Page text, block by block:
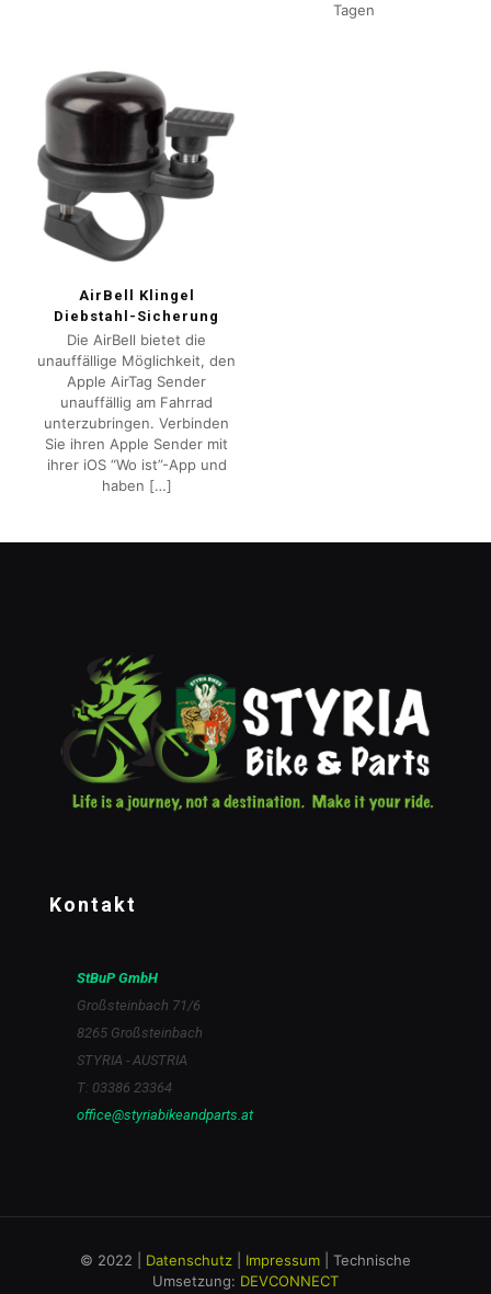
Tagen
AirBell Klingel
Diebstahl-Sicherung
Die AirBell bietet die
unauffällige Möglichkeit, den
Apple AirTag Sender
unauffällig am Fahrrad
unterzubringen. Verbinden
Sie ihren Apple Sender mit
ihrer iOS “Wo ist”-App und
haben […]
Kontakt
StBuP GmbH
Großsteinbach 71/6
8265 Großsteinbach
STYRIA - AUSTRIA
T: 03386 23364
office@styriabikeandparts.at
© 2022 | Datenschutz Impressum | Technische
Umsetzung: DEVCONNECT